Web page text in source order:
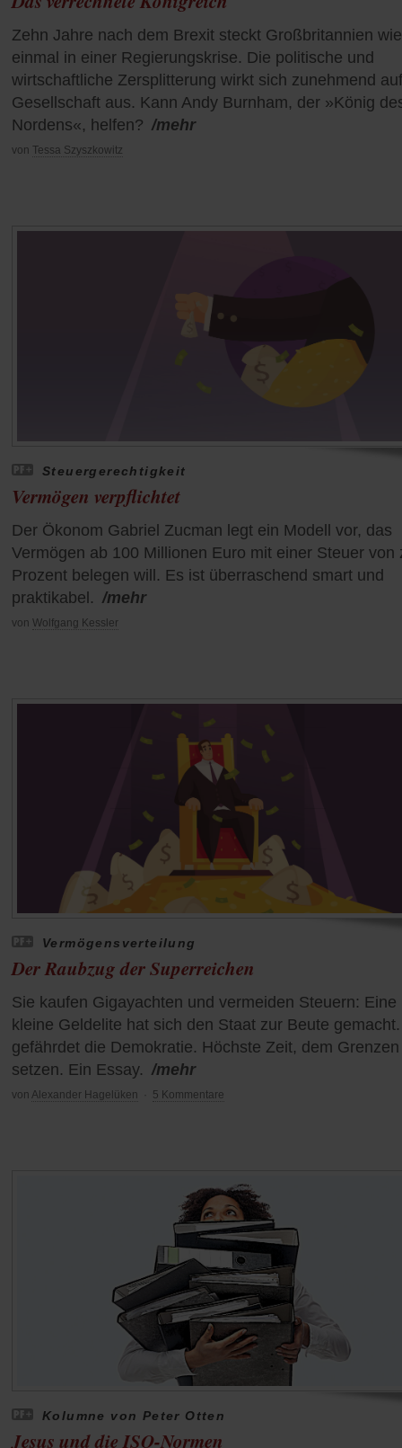
Zehn Jahre nach dem Brexit steckt Großbritannien
einmal in einer Regierungskrise. Die politische und
wirtschaftliche Zersplitterung wirkt sich zunehmend
Gesellschaft aus. Kann Andy Burnham, der »König
Nordens«, helfen? /mehr
von Tessa Szyszkowitz
Steuergerechtigkeit
Vermögen verpflichtet
Der Ökonom Gabriel Zucman legt ein Modell vor, das
Vermögen ab 100 Millionen Euro mit einer Steuer von
Prozent belegen will. Es ist überraschend smart und
praktikabel. /mehr
von Wolfgang Kessler
Vermögensverteilung
Der Raubzug der Superreichen
Sie kaufen Gigayachten und vermeiden Steuern: Eine
kleine Geldelite hat sich den Staat zur Beute
gefährdet die Demokratie. Höchste Zeit, dem
setzen. Ein Essay. /mehr
von Alexander Hagelüken 5 Kommentare
Kolumne von Peter Otten
Jesus und die ISO-Normen